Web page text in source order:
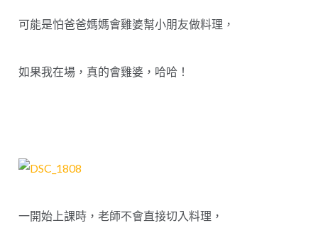
可能是怕爸爸媽媽會雞婆幫小朋友做料理，
如果我在場，真的會雞婆，哈哈！
一開始上課時，老師不會直接切入料理，